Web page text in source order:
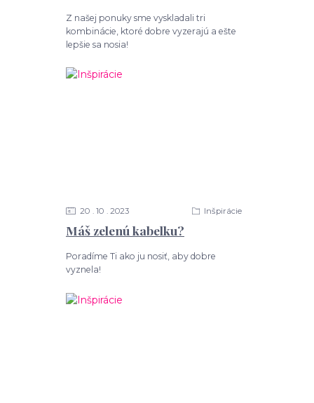
Z našej ponuky sme vyskladali tri
kombinácie, ktoré dobre vyzerajú a ešte
lepšie sa nosia!
Máš zelenú kabelku?
20 10 2023 Inšpirácie
Poradíme Ti ako ju nosiť, aby dobre
vyznela!